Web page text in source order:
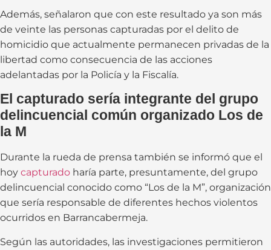
Además, señalaron que con este resultado ya son más
de veinte las personas capturadas por el delito de
homicidio que actualmente permanecen privadas de la
libertad como consecuencia de las acciones
adelantadas por la Policía y la Fiscalía.
El capturado sería integrante del grupo
delincuencial común organizado Los de
la M
Durante la rueda de prensa también se informó que el
hoy capturado haría parte, presuntamente, del grupo
delincuencial conocido como “Los de la M”, organización
que sería responsable de diferentes hechos violentos
ocurridos en Barrancabermeja.
Según las autoridades, las investigaciones permitieron